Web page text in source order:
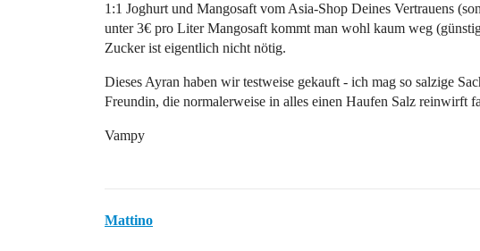
1:1 Joghurt und Mangosaft vom Asia-Shop Deines Vertrauens
unter 3€ pro Liter Mangosaft kommt man wohl kaum weg
Zucker ist eigentlich nicht nötig.
Dieses Ayran haben wir testweise gekauft - ich mag so salzige
Freundin, die normalerweise in alles einen Haufen Salz reinwirft
Vampy
Mattino